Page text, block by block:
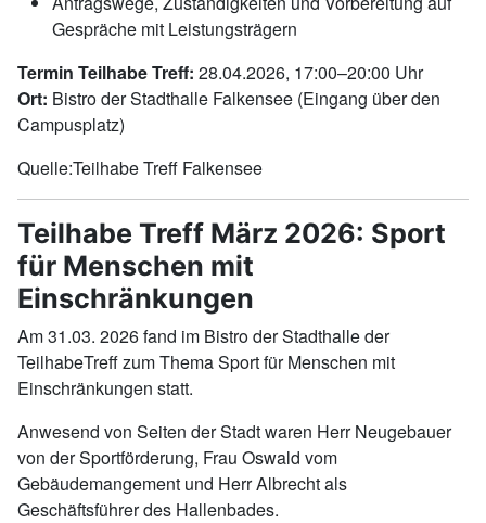
Gespräche mit Leistungsträgern
Termin Teilhabe Treff: 28.04.2026, 17:00–20:00 Uhr
Ort: Bistro der Stadthalle Falkensee (Eingang über den
Campusplatz)
Quelle:Teilhabe Treff Falkensee
Teilhabe Treff März 2026: Sport
für Menschen mit
Einschränkungen
Am 31.03. 2026 fand im Bistro der Stadthalle der
TeilhabeTreff zum Thema Sport für Menschen mit
Einschränkungen statt.
Anwesend von Seiten der Stadt waren Herr Neugebauer
von der Sportförderung, Frau Oswald vom
Gebäudemangement und Herr Albrecht als
Geschäftsführer des Hallenbades.